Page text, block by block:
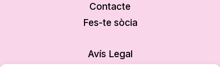
Contacte
Fes-te sòcia
Avís Legal